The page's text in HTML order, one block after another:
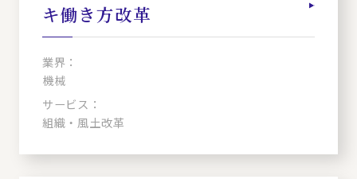
キ働き方改革
業界：
機械
サービス：
組織・風土改革